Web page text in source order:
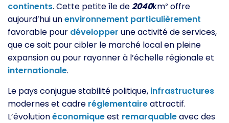
continents. Cette petite île de2040km² offre
aujourd’hui unenvironnement particulièrement
favorable pour développer une activité de services,
que ce soit pour cibler le marché local en pleine
expansion ou pour rayonner à l’échelle régionale et
internationale.
Le pays conjugue stabilité politique, infrastructures
modernes et cadre réglementaireattractif.
L’évolutionéconomiqueest remarquableavec des